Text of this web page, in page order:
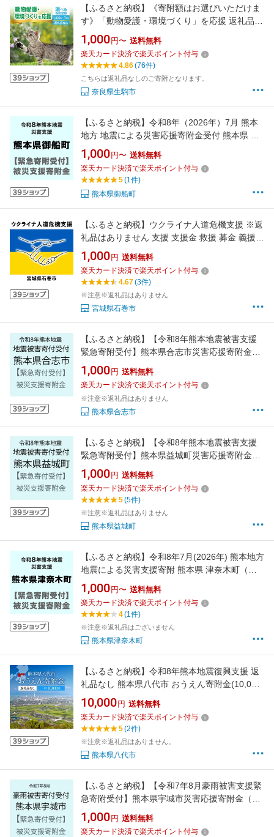
【ふるさと納税】《寄附額はお選びいただけま
す》「動物愛護・環境づくり」を応援 返礼品な
し 動物 動物愛護 動物保護 保護 支援 ペット 犬
猫 寄附のみ申込みの方 奈良県 生駒市
1,000 円〜 送料無料
楽天カード決済で楽天ポイント付与
4.86(76件)
こちらは返礼品なしのご寄附となります。
奈良県生駒市
【ふるさと納税】令和8年（2026年）7月 熊本
地方 地震による災害応援寄附金受付 熊本県 御
船町【返礼品なし】
1,000 円〜 送料無料
楽天カード決済で楽天ポイント付与
5(1件)
熊本県御船町
【ふるさと納税】ウクライナ人道危機支援 ※返
礼品はありません 支援 支援金 救援 募金 義援金
人道支援 避難民支援 住居支援 食料支援 医療支
援 支援の輪 日本赤十字社 日赤【宮城県石巻
市】
1,000 円 送料無料
楽天カード決済で楽天ポイント付与
4.67(3件)
※注意※返礼品はありません
宮城県石巻市
【ふるさと納税】【令和8年熊本地震被害支援
緊急寄附受付】熊本県合志市災害応援寄附金
（返礼品はありません）
1,000 円 送料無料
楽天カード決済で楽天ポイント付与
※注意※返礼品はありません
熊本県合志市
【ふるさと納税】【令和8年熊本地震被害支援
緊急寄附受付】熊本県益城町災害応援寄附金
（返礼品はありません）
1,000 円 送料無料
楽天カード決済で楽天ポイント付与
5(5件)
※注意※返礼品はありません
熊本県益城町
【ふるさと納税】令和8年7月(2026年) 熊本地方
地震による災害支援寄附 熊本県 津奈木町（返
礼品はありません）
1,000 円〜 送料無料
楽天カード決済で楽天ポイント付与
4(1件)
※注意※返礼品はございません
熊本県津奈木町
【ふるさと納税】令和8年熊本地震復興支援 返
礼品なし 熊本県八代市 おうえん寄附金(10,000
円単位でご寄附いただけます)
10,000 円 送料無料
楽天カード決済で楽天ポイント付与
5(2件)
※注意※返礼品はありません。
熊本県八代市
【ふるさと納税】【令和7年8月豪雨被害支援緊
急寄附受付】熊本県宇城市災害応援寄附金（返
礼品はありません）
1,000 円 送料無料
楽天カード決済で楽天ポイント付与